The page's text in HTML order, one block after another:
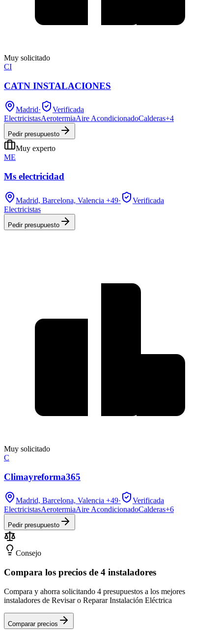
Muy solicitado
CI
CATN INSTALACIONES
Madrid·
Verificada
ElectricistasAerotermiaAire AcondicionadoCalderas+4
Pedir presupuesto
Muy experto
ME
Ms electricidad
Madrid, Barcelona, Valencia +49·
Verificada
Electricistas
Pedir presupuesto
Muy solicitado
C
Climayreforma365
Madrid, Barcelona, Valencia +49·
Verificada
ElectricistasAerotermiaAire AcondicionadoCalderas+6
Pedir presupuesto
Consejo
Compara los precios de 4 instaladores
Compara y ahorra solicitando 4 presupuestos a los mejores
instaladores de Revisar o Reparar Instalación Eléctrica
Comparar precios